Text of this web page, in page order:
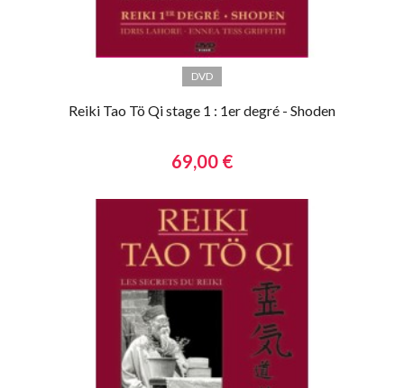
DVD
Reiki Tao Tö Qi stage 1 : 1er degré - Shoden
69,00 €